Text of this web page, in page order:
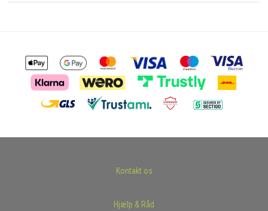
Kontakt os
Hjælp & Råd